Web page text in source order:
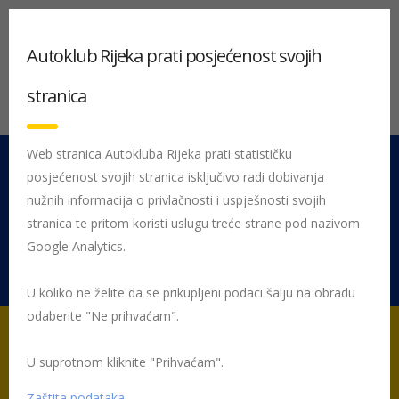
051 212 442 Centrala
Pon - Pet 08:00 - 16:00
Rujevica 9/1, 51000 Rijeka
Početna Posljednje objavljene novosti
Autoklub Rijeka prati posjećenost svojih
stranica
Web stranica Autokluba Rijeka prati statističku
posjećenost svojih stranica isključivo radi dobivanja
nužnih informacija o privlačnosti i uspješnosti svojih
stranica te pritom koristi uslugu treće strane pod nazivom
Google Analytics.
U koliko ne želite da se prikupljeni podaci šalju na obradu
odaberite "Ne prihvaćam".
U suprotnom kliknite "Prihvaćam".